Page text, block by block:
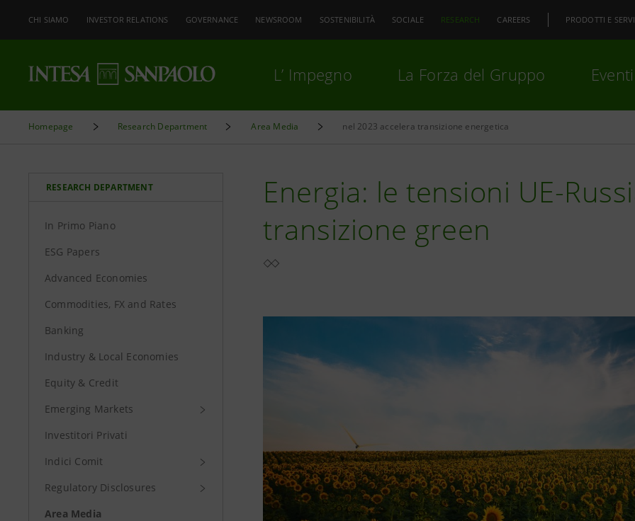
CHI SIAMO INVESTOR RELATIONS GOVERNANCE NEWSROOM SOSTENIBILITÀ SOCIALE RESEARCH CAREERS PRODOTTI E
L’ Impegno La Forza del Gruppo
Homepage Research Department Area Media nel 2023 accelera transizione energetica
RESEARCH DEPARTMENT
In Primo Piano
ESG Papers
Advanced Economies
Commodities, FX and Rates
Banking
Industry & Local Economies
Equity & Credit
Emerging Markets
Investitori Privati
Indici Comit
Regulatory Disclosures
Area Media
Energia: le tensioni UE-
transizione green